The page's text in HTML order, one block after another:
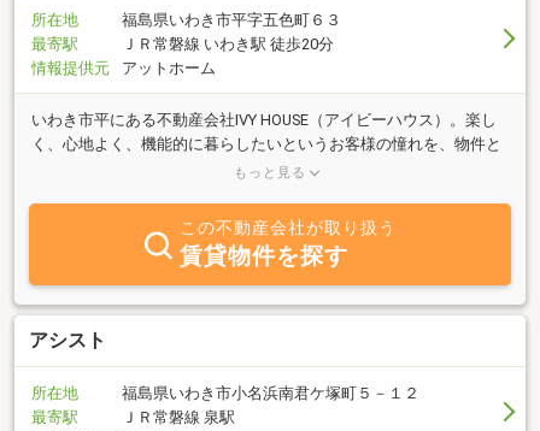
所在地
福島県いわき市平字五色町６３
最寄駅
ＪＲ常磐線 いわき駅 徒歩20分
情報提供元
アットホーム
いわき市平にある不動産会社IVY HOUSE（アイビーハウス）。楽し
く、心地よく、機能的に暮らしたいというお客様の憧れを、物件と
の出会いで形にしていく。それがIVY HOUSEの仕事です。快適な家
が増えれば、いわきの町が笑顔になります。いわきの町が笑顔でい
っぱいになれば、幸せもいっぱいになります。豊かさをつくるベー
スが愛だとするならば、愛をもって、お客様の家探しのお手伝いを
するのが私たちの使命です。
もっと見る
この不動産会社が取り扱う
賃貸物件を探す
アシスト
所在地
福島県いわき市小名浜南君ケ塚町５－１２
最寄駅
ＪＲ常磐線 泉駅